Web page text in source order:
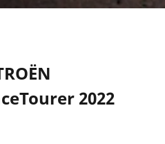
2022